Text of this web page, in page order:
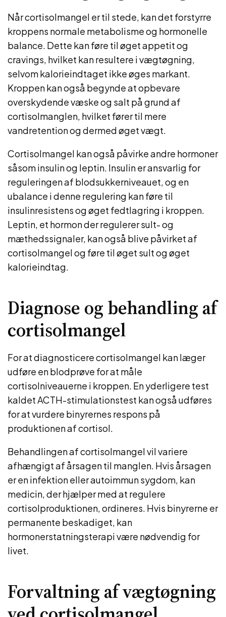
Når cortisolmangel er til stede, kan det forstyrre
kroppens normale metabolisme og hormonelle
balance. Dette kan føre til øget appetit og
cravings, hvilket kan resultere i vægtøgning,
selvom kalorieindtaget ikke øges markant.
Kroppen kan også begynde at opbevare
overskydende væske og salt på grund af
cortisolmanglen, hvilket fører til mere
vandretention og dermed øget vægt.
Cortisolmangel kan også påvirke andre hormoner
såsom insulin og leptin. Insulin er ansvarlig for
reguleringen af blodsukkerniveauet, og en
ubalance i denne regulering kan føre til
insulinresistens og øget fedtlagring i kroppen.
Leptin, et hormon der regulerer sult- og
mæthedssignaler, kan også blive påvirket af
cortisolmangel og føre til øget sult og øget
kalorieindtag.
Diagnose og behandling af
cortisolmangel
For at diagnosticere cortisolmangel kan læger
udføre en blodprøve for at måle
cortisolniveauerne i kroppen. En yderligere test
kaldet ACTH-stimulationstest kan også udføres
for at vurdere binyrernes respons på
produktionen af cortisol.
Behandlingen af cortisolmangel vil variere
afhængigt af årsagen til manglen. Hvis årsagen
er en infektion eller autoimmun sygdom, kan
medicin, der hjælper med at regulere
cortisolproduktionen, ordineres. Hvis binyrerne er
permanente beskadiget, kan
hormonerstatningsterapi være nødvendig for
livet.
Forvaltning af vægtøgning